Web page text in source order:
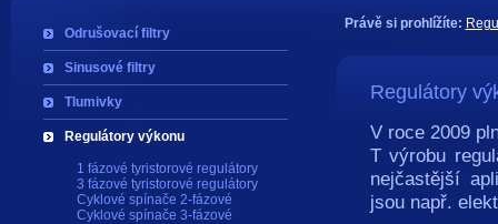
Odrušovací filtry
Sinusové filtry
Tlumivky
Regulátory výkonu
1 fázové tyristorové regulátory
3 fázové tyristorové regulátory
Cyklové spínače 2-fázové
Cyklové spínače 3-fázové
Právě si prohlížíte:
Regulátory
V roce 2009
T výrobu
nejčastější
jsou např.